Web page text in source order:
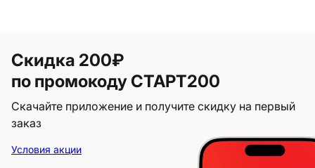
Скидка 200₽
по промокоду СТАРТ200
Скачайте приложение и получите скидку на первый
заказ
Условия акции